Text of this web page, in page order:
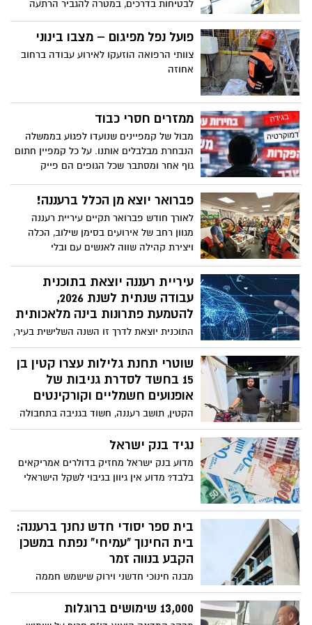
למרות הכול, שתיהן מבקשות דבר אחד פשוט:
משפחה.
לבטיחות בדרכים, במטרה להגביר הרתעה
ולהיאבק בעלייה בתאונות הדרכים, הוצגה
תכנית להחמרה משמעותית בענישה בעבירות
הקנסות, מוצעת החמרה מדורגת לנהגים
פועל נפל מפיגום – מצבו בינוני
צוותי הרפואה הוזעקו לאירוע עבודה ברחוב
אחוזה
ממזרים חסרי כבוד
מבול של קמפיינים שנועדו לפגוע בממשלה
הנבחרת מבלבלים אותנו. על כל קמפיין חתום
גוף אחר ומסתבר שכל הגופים הם פייק
פברואר יוצא מן הכלל ברעננה!
לאורך חודש פברואר תקיים עיריית רעננה
מגוון רחב של אירועים בסימן שילוב, הכלה
ויצירת קהילה שווה לאנשים עם ובלי
הזמנים והרשמה במוקד קולטיקט רעננה
עיריית רעננה יוצאת בתוכנית
עבודה שנתית לשנת 2026,
להטמעת פתרונות בינה מלאכותית
התוכנית יוצאת לדרך זו השנה השלישית בעיר,
כהמשך והרחבת מהפכת העיר החכמה,
והובלת חדשנות טכנולוגית בשירות לתושב
שוטרי תחנת גלילות עצרו קטין בן
15 בחשד לסדרת גניבות של
אופנועים חשמליים וקורקינטים
הקטין, תושב רעננה, חשוד בגניבה בתחבולה
באמצעות “נסיעות מבחן”; מעצרו הוארך בבית
המשפט
נגיד בנק ישראל
מדוע בנק ישראל מחזיק בדולרים אמריקאים
בלבד? מדוע אין גיוון בגיבוי לשקל הישראלי
בית ספר יסודי חדש נחנך ברעננה:
בית החינוך "עמיחי" נפתח במשכן
הקבע בנווה זמר
מבנה חינוכי חדשני וירוק שישמש חממה
ליוזמה חברתית, חקר, יצירה וחדשנות
בלמידה – ולפעילות קהילתית בשכונה
13,000 שימושים ברוגלות